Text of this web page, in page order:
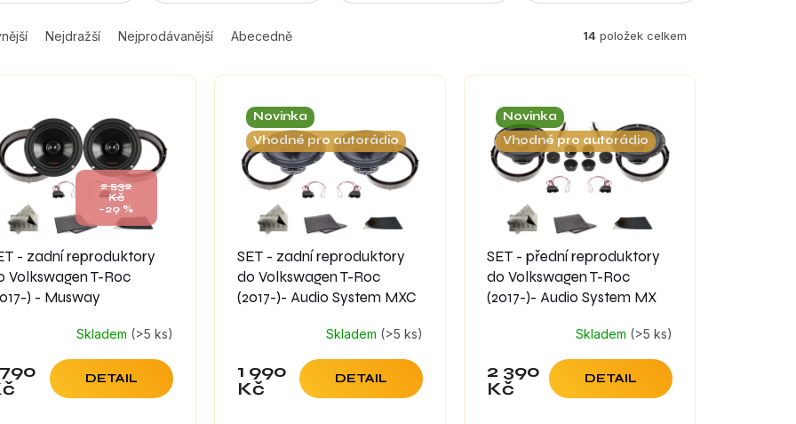
Nejdražší Nejprodávanější Abecedně 14 položek celkem
2 532
Kč
–29 %
- zadní reproduktory
Volkswagen T-Roc
) - Musway
Skladem (>5 ks)
790
DETAIL
Novinka
Vhodné pro autorádio
SET - zadní reproduktory
do Volkswagen T-Roc
(2017-)- Audio System MXC
Skladem (>5 ks)
1 990
Kč
DETAIL
Novinka
Vhodné pro autorádio
SET - přední reproduktory
do Volkswagen T-Roc
(2017-)- Audio System MX
Skladem (>5 ks)
2 390
Kč
DETAIL